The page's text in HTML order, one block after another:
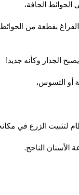
الجافة،
بقطعة من الحوائط
الجدار وكأنه جديد!
أو التسوس،
لتثبيت الزرع في
الأسنان الناجح.